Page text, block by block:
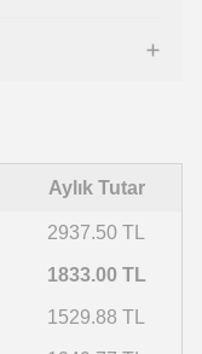
Aylık Tutar
2937.50 TL
1833.00 TL
1529.88 TL